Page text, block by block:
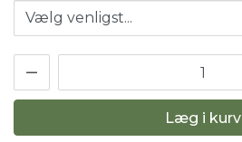
Læg i kurv